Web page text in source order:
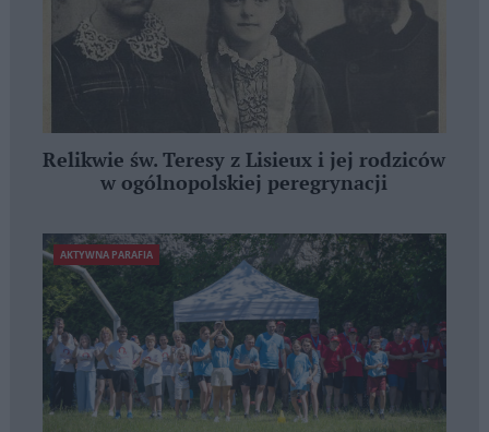
Relikwie św. Teresy z Lisieux i jej rodziców
w ogólnopolskiej peregrynacji
AKTYWNA PARAFIA